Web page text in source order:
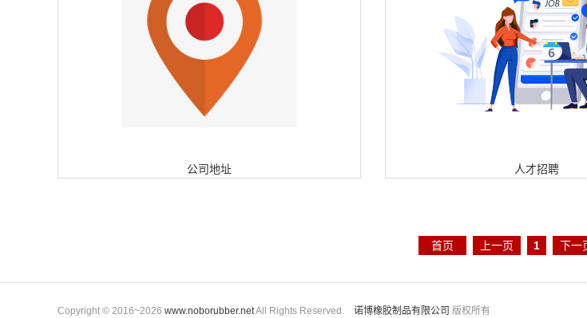
公司地址 人才招聘
首页 上一页 1 下一
Copyright © 2016~2026 www.noborubber.netAll Rights Reserved. 诺博橡胶制品有限公司 版权所有